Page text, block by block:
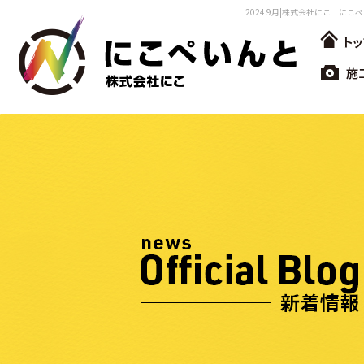
2024 9月|株式会社にこ にこ